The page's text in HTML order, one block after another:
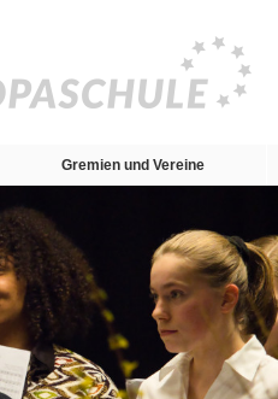
Gremien und Vereine